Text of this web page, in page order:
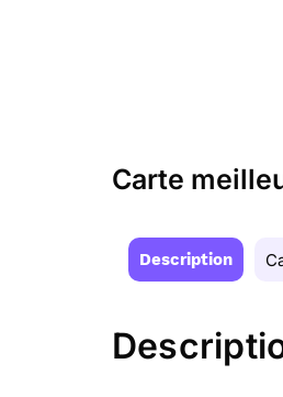
Carte
Description